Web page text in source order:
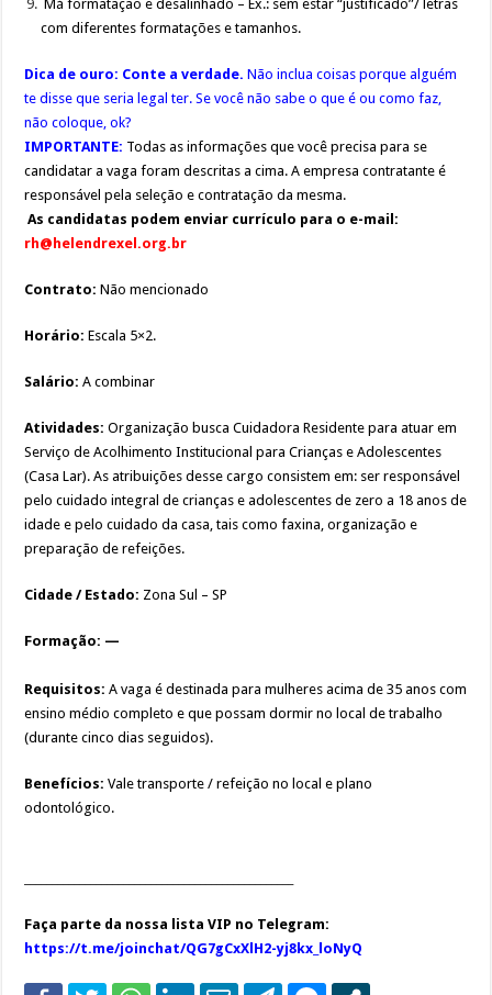
Má formatação e desalinhado – Ex.: sem estar “justificado”/ letras
com diferentes formatações e tamanhos.
Dica de ouro: Conte a verdade.Não inclua coisas porque alguém
te disse que seria legal ter. Se você não sabe o que é ou como faz,
não coloque, ok?
IMPORTANTE: Todas as informações que você precisa para se
candidatar a vaga foram descritas a cima. A empresa contratante é
responsável pela seleção e contratação da mesma.
As candidatas podem enviar currículo para o e-mail:
rh@helendrexel.org.br
Contrato:Não mencionado
Horário: Escala 5×2.
Salário:A combinar
Atividades: Organização busca Cuidadora Residente para atuar em
Serviço de Acolhimento Institucional para Crianças e Adolescentes
(Casa Lar). As atribuições desse cargo consistem em: ser responsável
pelo cuidado integral de crianças e adolescentes de zero a 18 anos de
idade e pelo cuidado da casa, tais como faxina, organização e
preparação de refeições.
Cidade / Estado: Zona Sul – SP
Formação: —
Requisitos:A vaga é destinada para mulheres acima de 35 anos com
ensino médio completo e que possam dormir no local de trabalho
(durante cinco dias seguidos).
Benefícios: Vale transporte / refeição no local e plano
odontológico.
Faça parte da nossa lista VIP no Telegram:
https://t.me/joinchat/QG7gCxXlH2-yj8kx_loNyQ